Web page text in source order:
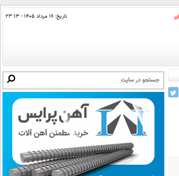
تاریخ: ۱۶ مرداد ۱۴۰۵ - ۲۳:۱۳